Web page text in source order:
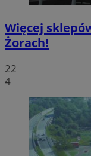
Więcej
Żorach!
22
4